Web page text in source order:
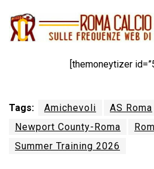
[themoneytizer
Tags: Amichevoli
AS Roma
Newport County-Roma
Summer Training 2026